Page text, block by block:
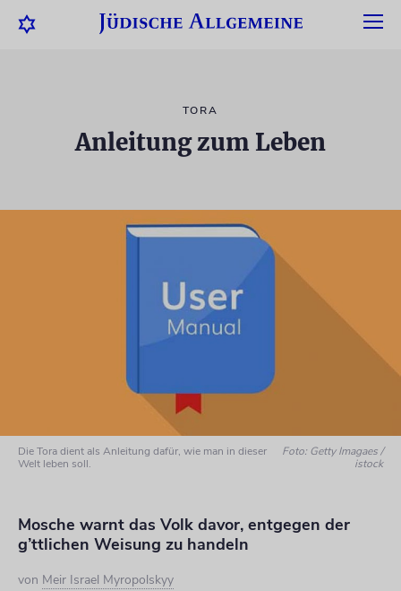
TORA
Anleitung zum Leben
Die Tora dient als Anleitung dafür, wie man in dieser
Welt leben soll.
Foto: Getty Imagaes /
istock
Mosche warnt das Volk davor, entgegen der
g’ttlichen Weisung zu handeln
von Meir Israel Myropolskyy